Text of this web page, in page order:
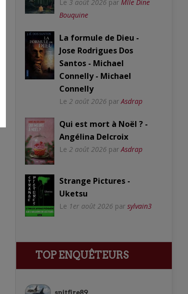
Le 3 août 2026 par Mlle Dine
Bouquine
La formule de Dieu -
Jose Rodrigues Dos
Santos - Michael
Connelly - Michael
Connelly
Le 2 août 2026 par Asdrap
Qui est mort à Noël ? -
Angélina Delcroix
Le 2 août 2026 par Asdrap
Strange Pictures -
Uketsu
Le 1er août 2026 par sylvain3
TOP ENQUÊTEURS
spitfire89